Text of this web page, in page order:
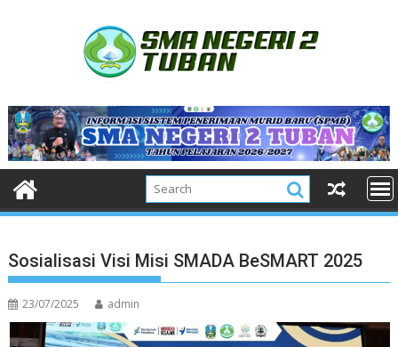
Sosialisasi Visi Misi SMADA BeSMART 2025
23/07/2025 admin